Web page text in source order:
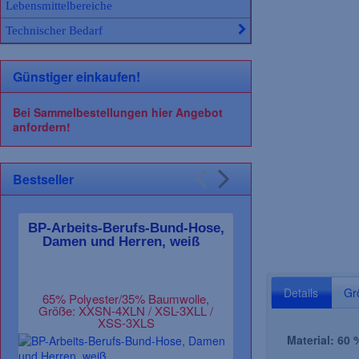
Details
Material: 60
Lebensmittelbereiche
Technischer Bedarf
Günstiger einkaufen!
Bei Sammelbestellungen hier Angebot
anfordern!
Bestseller
BP-Arbeits-Berufs-Bund-Hose,
Damen und Herren, weiß
65% Polyester/35% Baumwolle,
Größe: XXSN-4XLN / XSL-3XLL /
XSS-3XLS
65 % Polyester
Größe: 24-29